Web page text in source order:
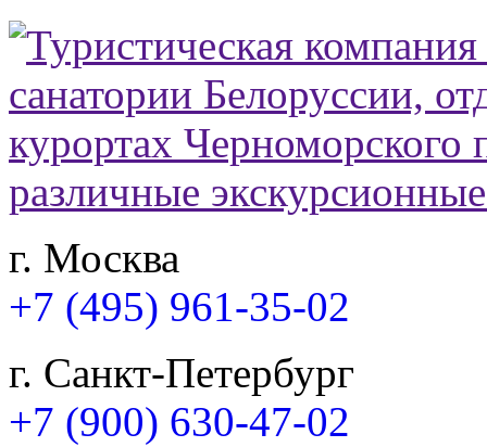
г. Москва
+7 (495) 961-35-02
г. Санкт-Петербург
+7 (900) 630-47-02